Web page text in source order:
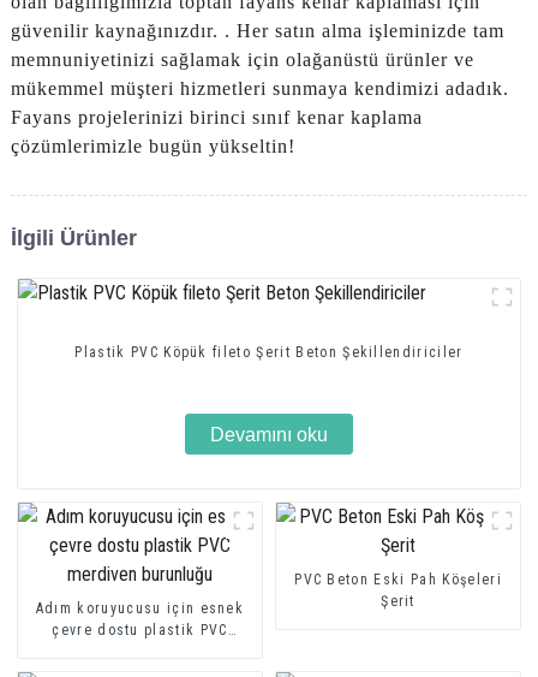
güvenilir kaynağınızdır. . Her satın alma işleminizde tam
memnuniyetinizi sağlamak için olağanüstü ürünler ve
mükemmel müşteri hizmetleri sunmaya kendimizi adadık.
Fayans projelerinizi birinci sınıf kenar kaplama
çözümlerimizle bugün yükseltin!
İlgili Ürünler
Plastik PVC Köpük fileto Şerit Beton Şekillendiriciler
Devamını oku
Adım koruyucusu için esnek
çevre dostu plastik PVC
PVC Beton Eski Pah Köşeleri
Şerit